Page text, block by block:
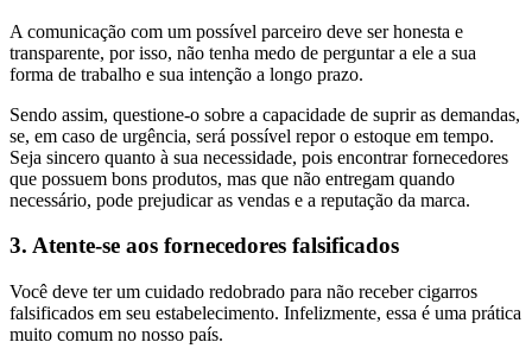
A comunicação com um possível parceiro deve ser honesta e
transparente, por isso, não tenha medo de perguntar a ele a sua
forma de trabalho e sua intenção a longo prazo.
Sendo assim, questione-o sobre a capacidade de suprir as demandas,
se, em caso de urgência, será possível repor o estoque em tempo.
Seja sincero quanto à sua necessidade, pois encontrar fornecedores
que possuem bons produtos, mas que não entregam quando
necessário, pode prejudicar as vendas e a reputação da marca.
3. Atente-se aos fornecedores falsificados
Você deve ter um cuidado redobrado para não receber cigarros
falsificados em seu estabelecimento. Infelizmente, essa é uma prática
muito comum no nosso país.